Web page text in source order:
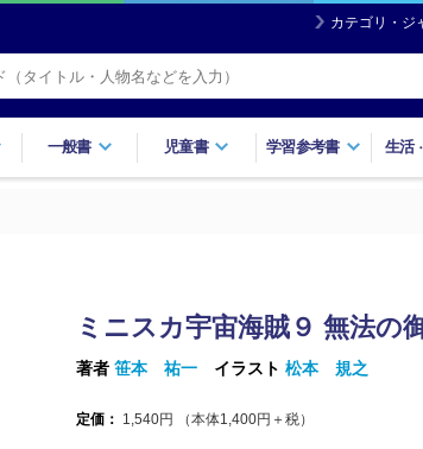
カテゴリ・ジ
一般書 児童書 学習参考書 生活
ミニスカ宇宙海賊９ 無法の
著者 笹本 祐一 イラスト 松本 規之
定価： 1,540円 （本体1,400円＋税）